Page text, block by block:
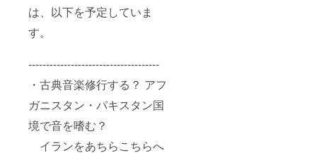
は、以下を予定していま
す。
-------------------------------------
・古典音楽修行する？ アフ
ガニスタン・パキスタン国
境で音を嗜む？
イランをあちらこちらへ